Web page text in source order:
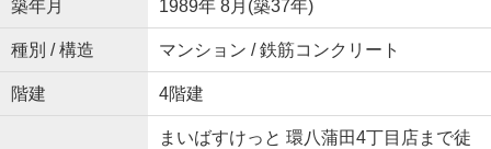
築年月 1989年 8月(築37年)
種別 / 構造 マンション / 鉄筋コンクリート
階建 4階建
まいばすけっと 環八蒲田4丁目店まで徒